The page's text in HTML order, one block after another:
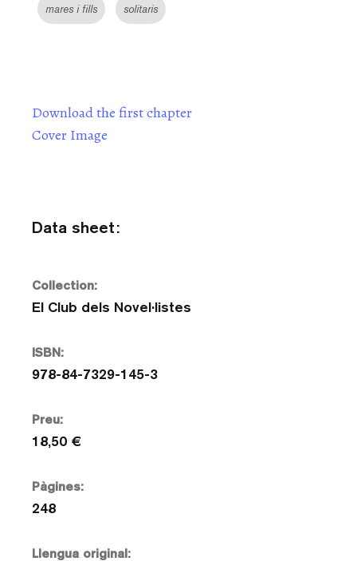
mares i fills solitaris
Download the first chapter
Cover Image
Data sheet:
Collection:
El Club dels Novel·listes
ISBN:
978-84-7329-145-3
Preu:
18,50 €
Pàgines:
248
Llengua original: